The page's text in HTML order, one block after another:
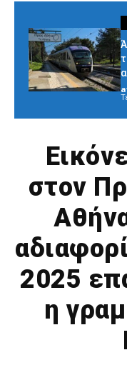
στον
2025
η